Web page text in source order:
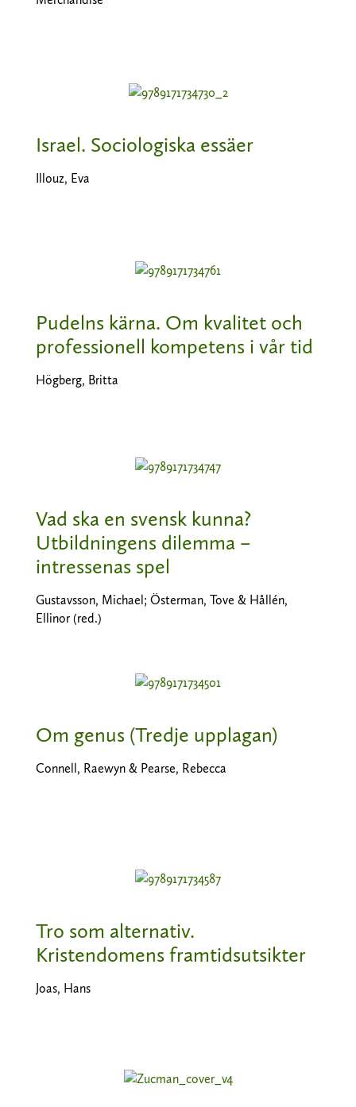
Israel. Sociologiska essäer
Illouz, Eva
Pudelns kärna. Om kvalitet och
professionell kompetens i vår tid
Högberg, Britta
Vad ska en svensk kunna?
Utbildningens dilemma –
intressenas spel
Gustavsson, Michael; Österman, Tove & Hållén,
Ellinor (red.)
Om genus (Tredje upplagan)
Connell, Raewyn & Pearse, Rebecca
Tro som alternativ.
Kristendomens framtidsutsikter
Joas, Hans